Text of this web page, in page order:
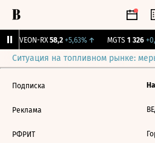
VEON-RX 58,2 +5,63%↑ MGTS 1 326
Ситуация на топливном рынке:
Подписка
Реклама
РФРИТ